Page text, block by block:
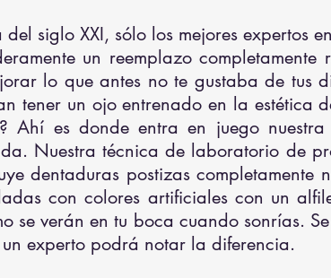
siglo XXI, sólo los mejores expertos
un reemplazo
lo que antes no te gustaba de tus
tener un ojo entrenado en la estética
Ahí es donde entra en juego
Nuestra técnica de laboratorio de
dentaduras postizas
con colores artificiales con un
se verán en tu boca cuando sonrías.
experto podrá notar la diferencia.